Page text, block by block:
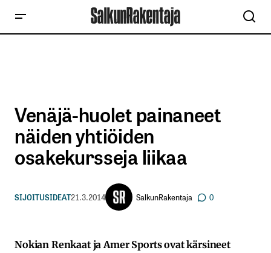
Venäjä-huolet painaneet
näiden yhtiöiden
osakekursseja liikaa
SIJOITUSIDEAT21.3.2014 SalkunRakentaja 0
Nokian Renkaat ja Amer Sports ovat kärsineet